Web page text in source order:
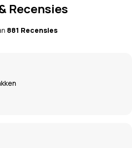
Recensies
881 Recensies